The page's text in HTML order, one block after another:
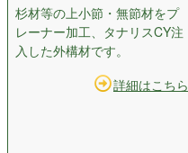
杉材等の上小節・無節材をプ
レーナー加工、タナリスCY注
入した外構材です。
詳細はこちら